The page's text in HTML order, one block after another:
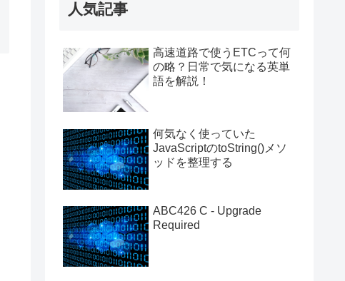
人気記事
高速道路で使うETCって何
の略？日常で気になる英単
語を解説！
何気なく使っていた
JavaScriptのtoString()メソ
ッドを整理する
ABC426 C - Upgrade
Required